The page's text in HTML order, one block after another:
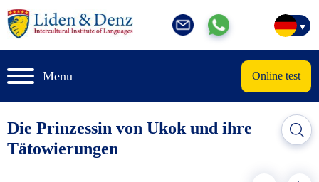
Menu Online test
Die Prinzessin von Ukok und ihre
Tätowierungen